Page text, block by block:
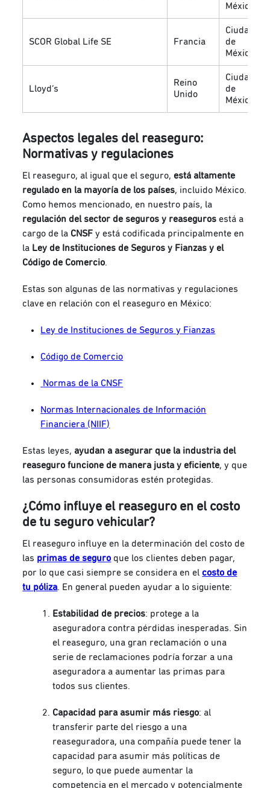
México
SCOR Global Life SE Francia
Ciudad
de
México
Lloyd’s
Reino
Unido
Ciudad
de
México
Aspectos legales del reaseguro:
Normativas y regulaciones
El reaseguro, al igual que el seguro,está altamente
regulado en la mayoría de los países, incluido México.
Como hemos mencionado, en nuestro país, la
regulación del sector de seguros y reaseguros está a
cargo de la CNSF y está codificada principalmente en
la Ley de Instituciones de Seguros y Fianzas y el
Código de Comercio.
Estas son algunas de las normativas y regulaciones
clave en relación con el reaseguro en México:
Ley de Instituciones de Seguros y Fianzas
Código de Comercio
Normas de la CNSF
Normas Internacionales de Información
Financiera (NIIF)
Estas leyes, ayudan a asegurar que la industria del
reaseguro funcione de manera justa y eficiente, y que
las personas consumidoras estén protegidas.
¿Cómo influye el reaseguro en el costo
de tu seguro vehicular?
El reaseguro influye en la determinación del costo de
las primas de seguro que los clientes deben pagar,
por lo que casi siempre se considera en elcosto de
tu póliza. En general pueden ayudar a lo siguiente:
Estabilidad de precios: protege a la
aseguradora contra pérdidas inesperadas. Sin
el reaseguro, una gran reclamación o una
serie de reclamaciones podría forzar a una
aseguradora a aumentar las primas para
todos sus clientes.
Capacidad para asumir más riesgo: al
transferir parte del riesgo a una
reaseguradora, una compañía puede tener la
capacidad para asumir más políticas de
seguro, lo que puede aumentar la
competencia en el mercado y potencialmente